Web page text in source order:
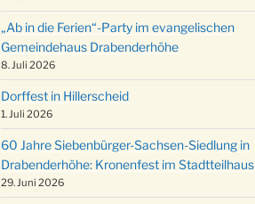
„Ab in die Ferien“-Party im evangelischen
Gemeindehaus Drabenderhöhe
8. Juli 2026
Dorffest in Hillerscheid
1. Juli 2026
60 Jahre Siebenbürger-Sachsen-Siedlung in
Drabenderhöhe: Kronenfest im Stadtteilhaus
29. Juni 2026